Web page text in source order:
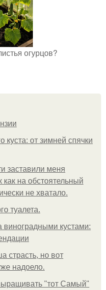
огурцов?
куста: от зимней спячки
заставили меня
на обстоятельный
не хватало.
туалета.
виноградными кустами:
страсть, но вот
надоело.
"тот Самый"